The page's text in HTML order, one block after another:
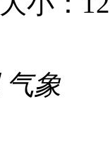
气象